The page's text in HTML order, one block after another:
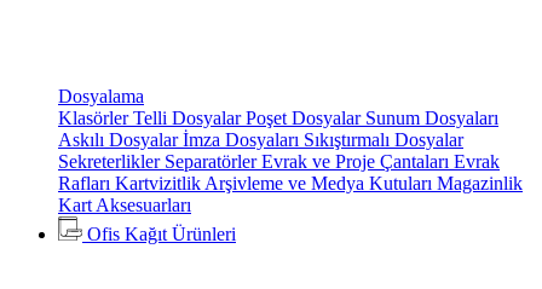
Dosyalama
KlasörlerTelli DosyalarPoşet Dosyalar Sunum Dosyaları
Askılı Dosyalarİmza Dosyaları Sıkıştırmalı Dosyalar
Sekreterlikler SeparatörlerEvrak ve Proje Çantaları Evrak
Rafları Kartvizitlik Arşivleme ve Medya Kutuları Magazinlik
Kart Aksesuarları
Ofis Kağıt Ürünleri